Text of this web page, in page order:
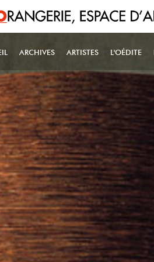
NAVIGATION
ARCHIVES ARTISTES L'OÉDITE